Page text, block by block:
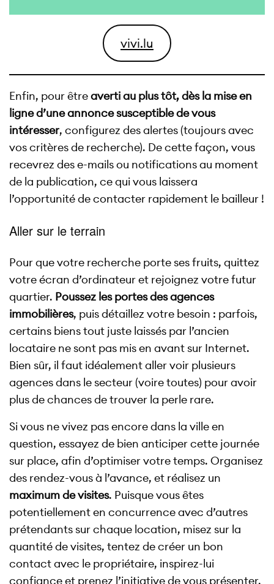
vivi.lu
Enfin, pour êtreaverti au plus tôt, dès la mise en
ligne d’une annonce susceptible de vous
intéresser, configurez des alertes (toujours avec
vos critères de recherche). De cette façon, vous
recevrez des e-mails ou notifications au moment
de la publication, ce qui vous laissera
l’opportunité de contacter rapidement le bailleur !
Aller sur le terrain
Pour que votre recherche porte ses fruits, quittez
votre écran d’ordinateur et rejoignez votre futur
quartier. Poussez les portes des agences
immobilières, puis détaillez votre besoin : parfois,
certains biens tout juste laissés par l’ancien
locataire ne sont pas mis en avant sur Internet.
Bien sûr, il faut idéalement aller voir plusieurs
agences dans le secteur (voire toutes) pour avoir
plus de chances de trouver la perle rare.
Si vous ne vivez pas encore dans la ville en
question, essayez de bien anticiper cette journée
sur place, afin d’optimiser votre temps. Organisez
des rendez-vous à l’avance, et réalisez un
maximum de visites. Puisque vous êtes
potentiellement en concurrence avec d’autres
prétendants sur chaque location, misez sur la
quantité de visites, tentez de créer un bon
contact avec le propriétaire, inspirez-lui
confiance et prenez l’initiative de vous présenter,